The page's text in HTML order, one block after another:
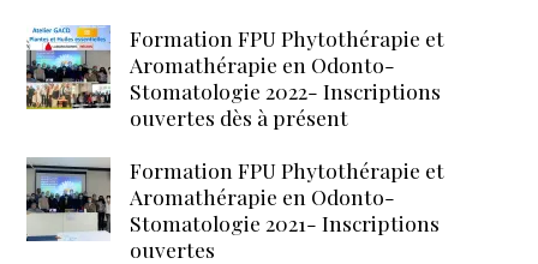
Formation FPU Phytothérapie et
Aromathérapie en Odonto-
Stomatologie 2022- Inscriptions
ouvertes dès à présent
Formation FPU Phytothérapie et
Aromathérapie en Odonto-
Stomatologie 2021- Inscriptions
ouvertes